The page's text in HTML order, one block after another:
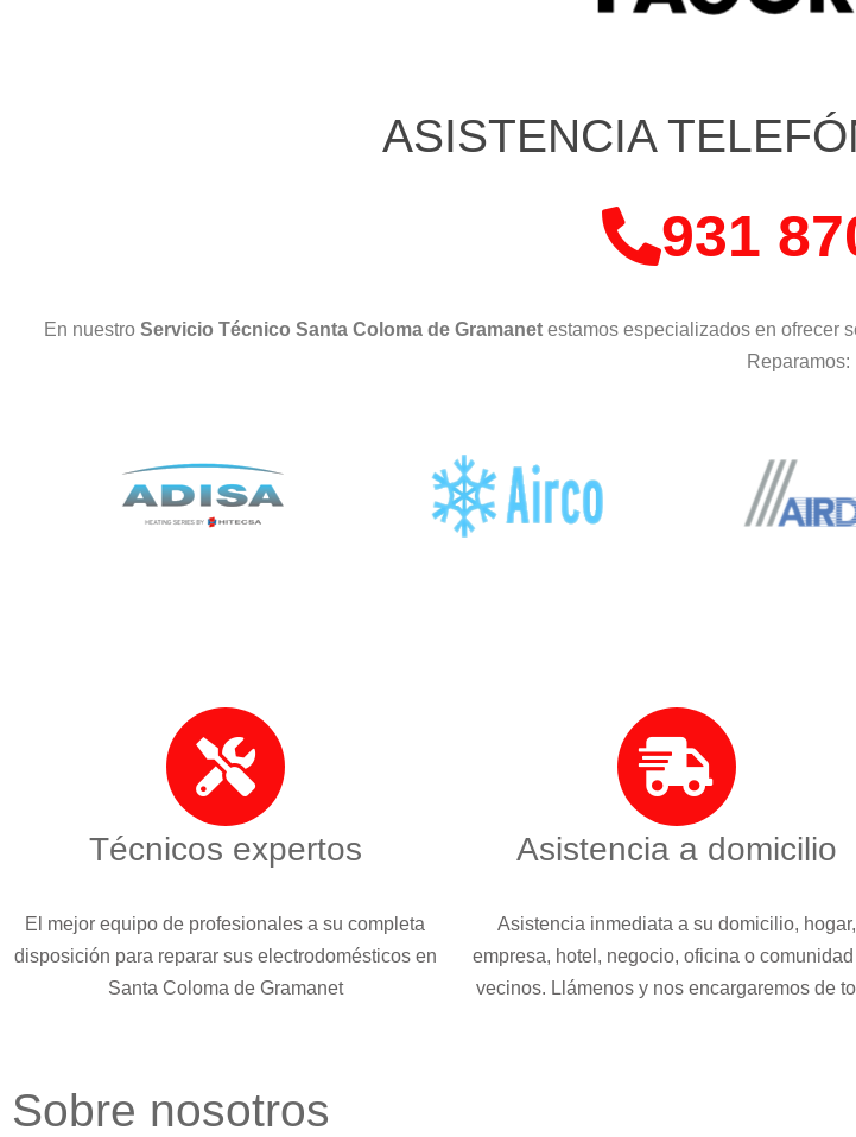
ASISTENCIA
931
En nuestro Servicio Técnico Santa Coloma de Gramanet estamos especializados en ofrecer
Reparamos:
Técnicos expertos
El mejor equipo de profesionales a su completa
disposición para reparar sus electrodomésticos en
Santa Coloma de Gramanet
Asistencia a domicilio
Asistencia inmediata a su domicilio, hogar,
empresa, hotel, negocio, oficina o
vecinos. Llámenos y nos encargaremos de
Sobre nosotros